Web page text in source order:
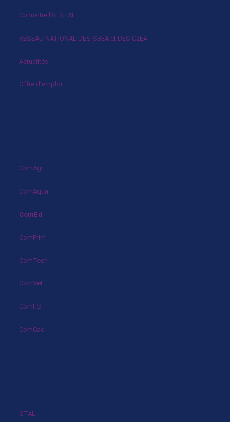
Connaitre l’AFSTAL
RESEAU NATIONAL DES SBEA et DES C2EA
Actualités
Offre d’emploi
ComAgri
ComAqua
ComEd
ComPrim
ComTech
ComVet
ComFS
ComCad
STAL